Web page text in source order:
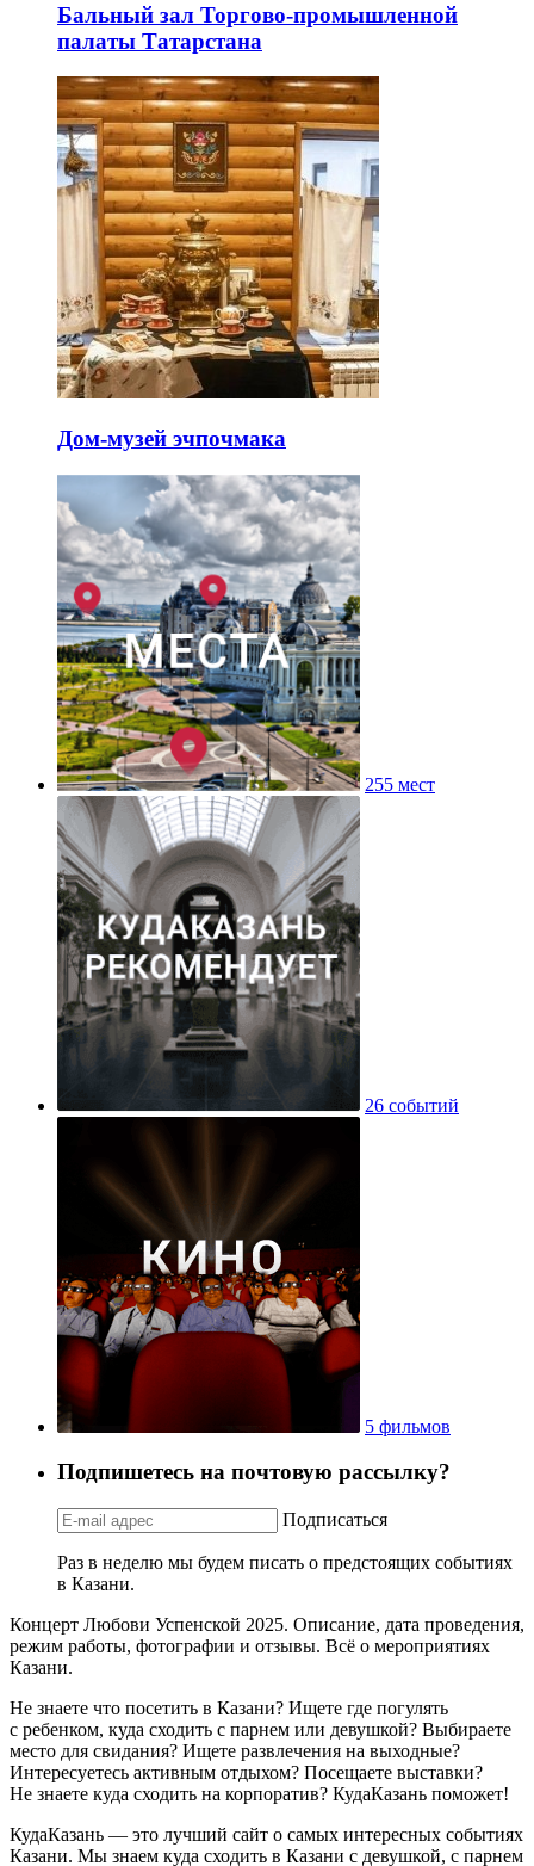
Бальный зал Торгово-промышленной
палаты Татарстана
Дом-музей эчпочмака
255 мест
26 событий
5 фильмов
Подпишетесь на почтовую рассылку?
Подписаться
Раз в неделю мы будем писать о предстоящих событиях
в Казани.
Концерт Любови Успенской 2025. Описание, дата проведения,
режим работы, фотографии и отзывы. Всё о мероприятиях
Казани.
Не знаете что посетить в Казани? Ищете где погулять
с ребенком, куда сходить с парнем или девушкой? Выбираете
место для свидания? Ищете развлечения на выходные?
Интересуетесь активным отдыхом? Посещаете выставки?
Не знаете куда сходить на корпоратив? КудаКазань поможет!
КудаКазань — это лучший сайт о самых интересных событиях
Казани. Мы знаем куда сходить в Казани с девушкой, с парнем